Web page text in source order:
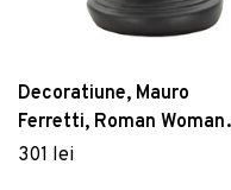
Decoratiune, Mauro
Ferretti, Roman Woman,
22 x 16 x 41 cm,
301 lei